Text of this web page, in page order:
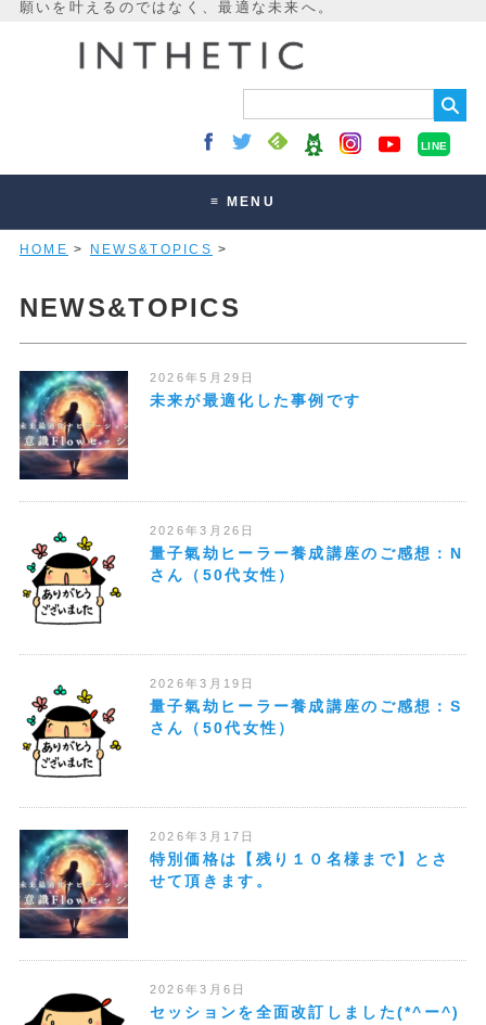
LINE
≡ MENU
未来最適化とは
読みもの
HOME > NEWS&TOPICS >
NEWS&TOPICS
2026年5月29日
未来が最適化した事例です
2026年3月26日
量子氣劫ヒーラー養成講座のご感想：N
さん（50代女性）
2026年3月19日
量子氣劫ヒーラー養成講座のご感想：S
さん（50代女性）
2026年3月17日
特別価格は【残り１０名様まで】とさ
せて頂きます。
2026年3月6日
セッションを全面改訂しました(*^ー^)